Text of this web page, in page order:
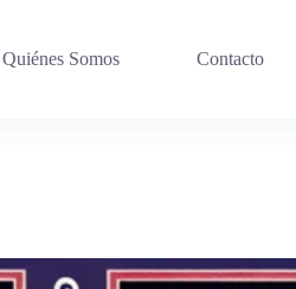
Quiénes Somos Contacto